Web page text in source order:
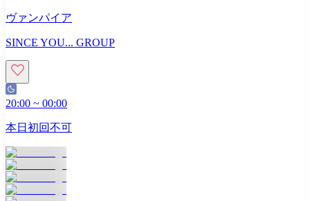
ヴァンパイア
SINCE YOU... GROUP
20:00 ~ 00:00
本日初回不可